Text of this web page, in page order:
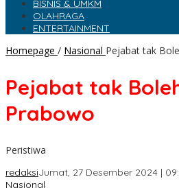
BISNIS & UMKM
OLAHRAGA
ENTERTAINMENT
Homepage / Nasional Pejabat tak
Pejabat tak
Prabowo
Peristiwa
redaksiJumat, 27 Desember 2024 |
Nasional